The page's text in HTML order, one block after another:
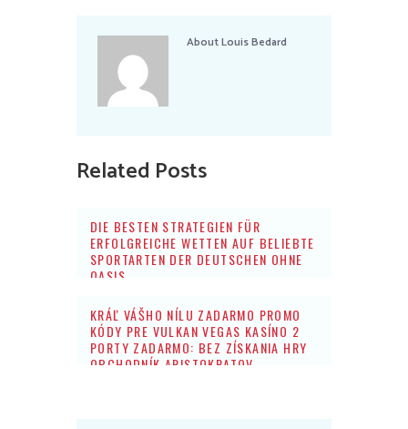
AboutLouis Bedard
Related Posts
DIE BESTEN STRATEGIEN FÜR
ERFOLGREICHE WETTEN AUF BELIEBTE
SPORTARTEN DER DEUTSCHEN OHNE
OASIS
KRÁĽ VÁŠHO NÍLU ZADARMO PROMO
KÓDY PRE VULKAN VEGAS KASÍNO 2
PORTY ZADARMO: BEZ ZÍSKANIA HRY
OBCHODNÍK ARISTOKRATOV